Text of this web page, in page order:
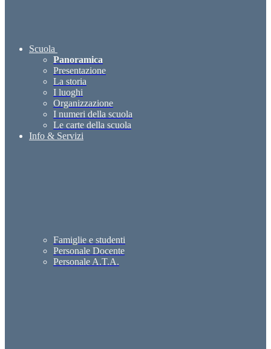
Scuola
Panoramica
Presentazione
La storia
I luoghi
Organizzazione
I numeri della scuola
Le carte della scuola
Info & Servizi
Famiglie e studenti
Personale Docente
Personale A.T.A.